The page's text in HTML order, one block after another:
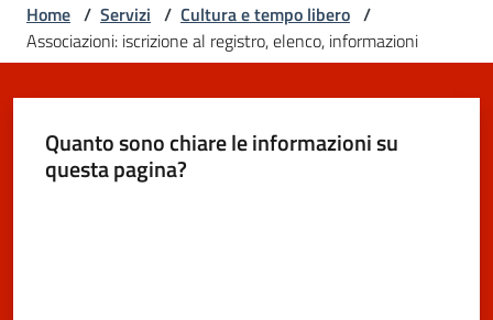
Amministrazione
Servizi
Home / Servizi / Cultura e tempo libero /
Associazioni: iscrizione al registro, elenco, informazioni
Quanto sono chiare le informazioni su
questa pagina?